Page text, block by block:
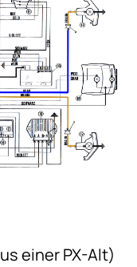
einer PX-Alt)